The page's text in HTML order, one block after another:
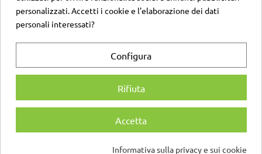
Contatti
Registrati
personalizzati. Accetti i cookie e l'elaborazione dei dati
personali interessati?
Configura
Rifiuta
Accetta
Informativa sulla privacy e sui cookie